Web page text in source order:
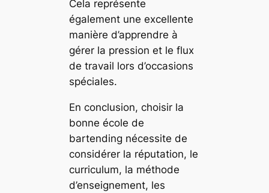
Cela représente
également une excellente
manière d’apprendre à
gérer la pression et le flux
de travail lors d’occasions
spéciales.
En conclusion, choisir la
bonne école de
bartending nécessite de
considérer la réputation, le
curriculum, la méthode
d’enseignement, les